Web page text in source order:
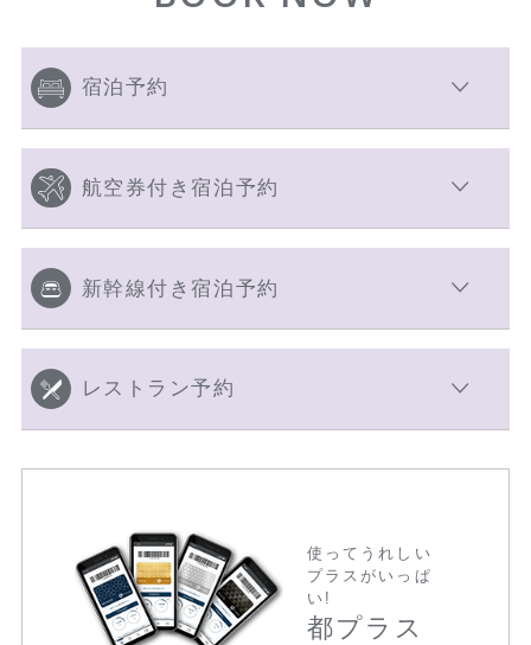
宿泊予約
航空券付き宿泊予約
新幹線付き宿泊予約
レストラン予約
使ってうれしい
プラスがいっぱ
い!
都プラス